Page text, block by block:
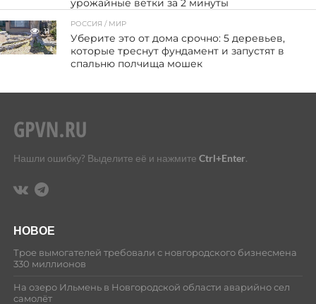
урожайные ветки за 2 минуты
11
РОССИЯ / МИР
Уберите это от дома срочно: 5 деревьев,
которые треснут фундамент и запустят в
спальню полчища мошек
Нашли ошибку? Выделите её и нажмите Ctrl+Enter.
НОВОЕ
Трое вымогателей требовали с новгородского бизнесмена
330 миллионов
На озеро Ильмень в Новгородской области аварийно сел
самолёт